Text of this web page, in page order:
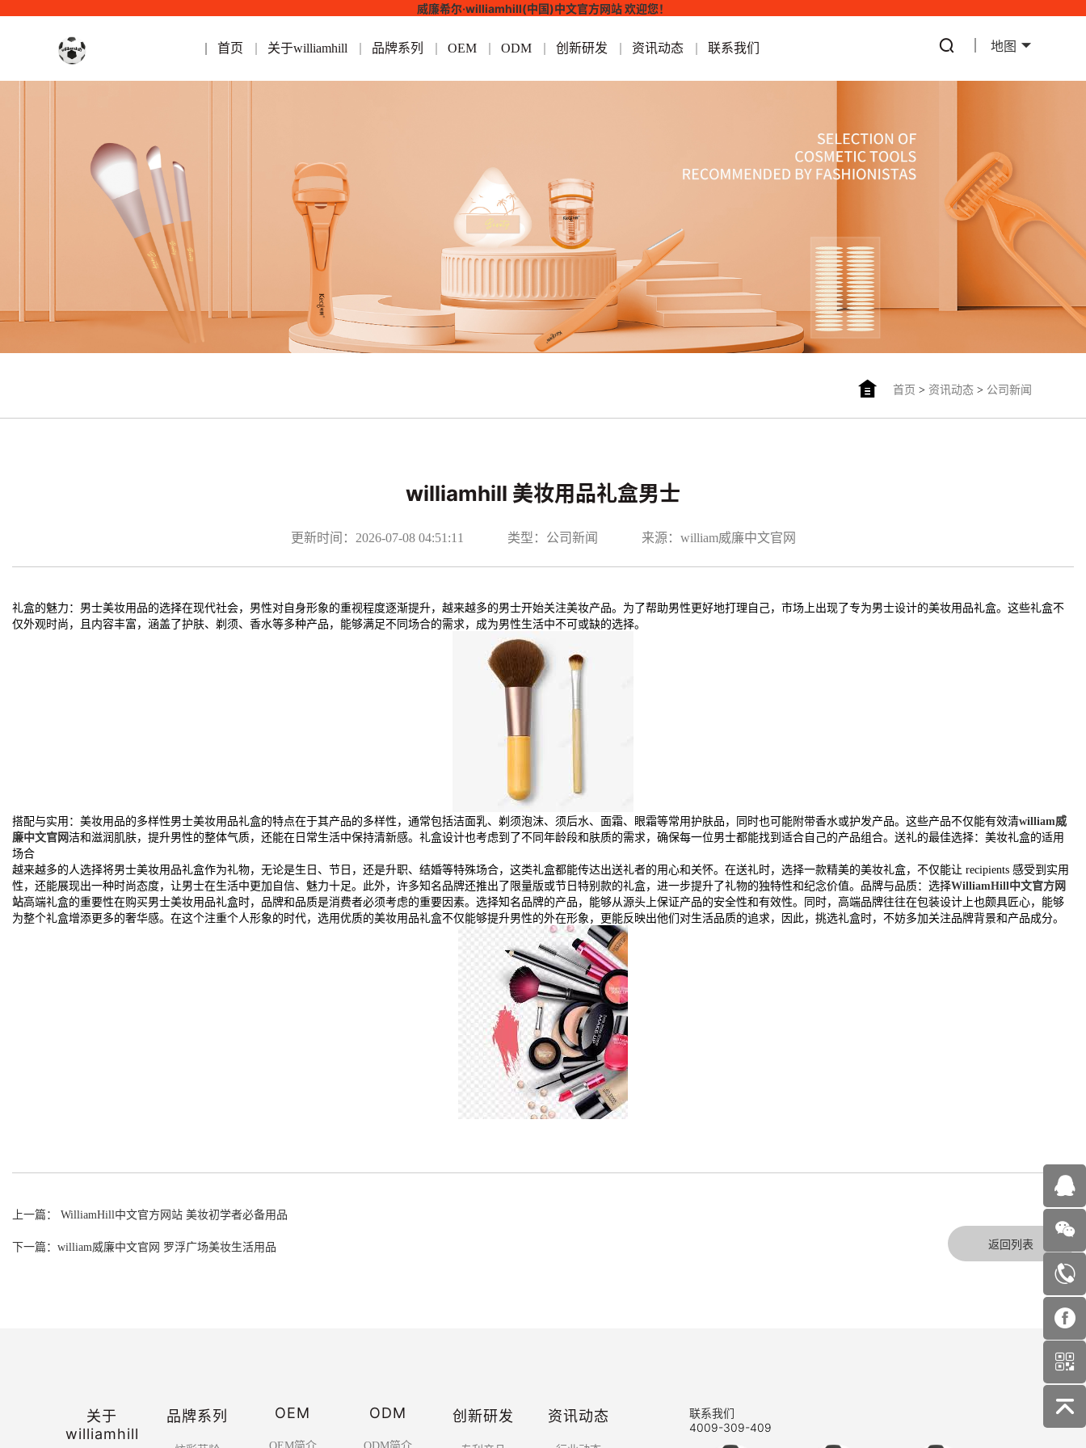
威廉希尔·williamhill(中国)中文官方网站 欢迎您！
首页 关于williamhill 品牌系列 OEM ODM 创新研发 资讯动态 联系我们 地图
首页 > 资讯动态> 公司新闻
williamhill 美妆用品礼盒男士
更新时间：2026-07-08 04:51:11 类型：公司新闻 来源：william威廉中文官网
礼盒的魅力：男士美妆用品的选择在现代社会，男性对自身形象的重视程度逐渐提升，越来越多的男士开始关注美妆产品。为了帮助男性更好地打理自己，市场上出现了专为男士设计的美妆用品礼盒。这些礼盒不
仅外观时尚，且内容丰富，涵盖了护肤、剃须、香水等多种产品，能够满足不同场合的需求，成为男性生活中不可或缺的选择。
搭配与实用：美妆用品的多样性男士美妆用品礼盒的特点在于其产品的多样性，通常包括洁面乳、剃须泡沫、须后水、面霜、眼霜等常用护肤品，同时也可能附带香水或护发产品。这些产品不仅能有效清william威
廉中文官网洁和滋润肌肤，提升男性的整体气质，还能在日常生活中保持清新感。礼盒设计也考虑到了不同年龄段和肤质的需求，确保每一位男士都能找到适合自己的产品组合。送礼的最佳选择：美妆礼盒的适用
场合
越来越多的人选择将男士美妆用品礼盒作为礼物，无论是生日、节日，还是升职、结婚等特殊场合，这类礼盒都能传达出送礼者的用心和关怀。在送礼时，选择一款精美的美妆礼盒，不仅能让 recipients 感受到实用
性，还能展现出一种时尚态度，让男士在生活中更加自信、魅力十足。此外，许多知名品牌还推出了限量版或节日特别款的礼盒，进一步提升了礼物的独特性和纪念价值。品牌与品质：选择WilliamHill中文官方网
站高端礼盒的重要性在购买男士美妆用品礼盒时，品牌和品质是消费者必须考虑的重要因素。选择知名品牌的产品，能够从源头上保证产品的安全性和有效性。同时，高端品牌往往在包装设计上也颇具匠心，能够
为整个礼盒增添更多的奢华感。在这个注重个人形象的时代，选用优质的美妆用品礼盒不仅能够提升男性的外在形象，更能反映出他们对生活品质的追求，因此，挑选礼盒时，不妨多加关注品牌背景和产品成分。
上一篇： WilliamHill中文官方网站 美妆初学者必备用品
下一篇：william威廉中文官网 罗浮广场美妆生活用品 返回列表
关于
williamhill
品牌系列 OEM ODM 创新研发 资讯动态 联系我们
4009-309-409